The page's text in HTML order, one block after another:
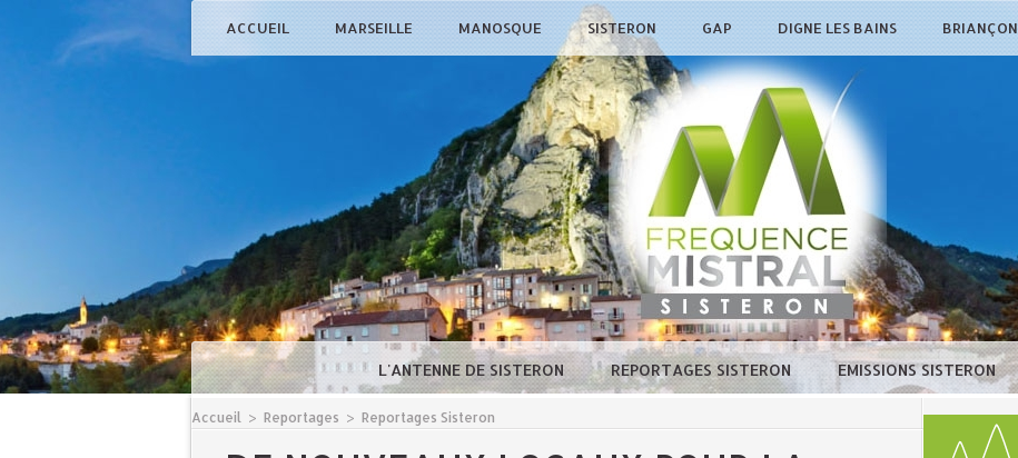
ACCUEIL MARSEILLE MANOSQUE SISTERON GAP DIGNE LES BAINS BRIANÇON
L'ANTENNE DE SISTERON REPORTAGES SISTERON EMISSIONS SISTERON
Accueil > Reportages > Reportages Sisteron